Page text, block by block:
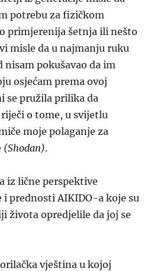
potrebu za fizičkom
primjerenija šetnja ili nešto
misle da u najmanju ruku
pokušavao da im
osjećam prema ovoj
se pružila prilika da
o tome, u svijetlu
moje polaganje za
(Shodan).
iz lične perspektive
prednosti AIKIDO-a koje su
života opredjelile da joj se
vještina u kojoj